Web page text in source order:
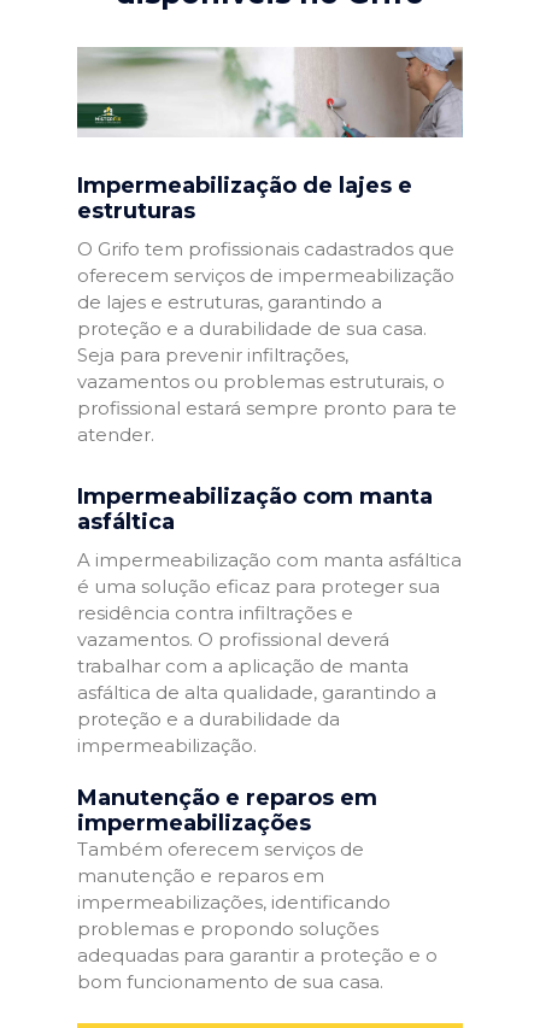
Impermeabilização de lajes e
estruturas
O Grifo tem profissionais cadastrados que
oferecem serviços de impermeabilização
de lajes e estruturas, garantindo a
proteção e a durabilidade de sua casa.
Seja para prevenir infiltrações,
vazamentos ou problemas estruturais, o
profissional estará sempre pronto para te
atender.
Impermeabilização com manta
asfáltica
A impermeabilização com manta asfáltica
é uma solução eficaz para proteger sua
residência contra infiltrações e
vazamentos. O profissional deverá
trabalhar com a aplicação de manta
asfáltica de alta qualidade, garantindo a
proteção e a durabilidade da
impermeabilização.
Manutenção e reparos em
impermeabilizações
Também oferecem serviços de
manutenção e reparos em
impermeabilizações, identificando
problemas e propondo soluções
adequadas para garantir a proteção e o
bom funcionamento de sua casa.